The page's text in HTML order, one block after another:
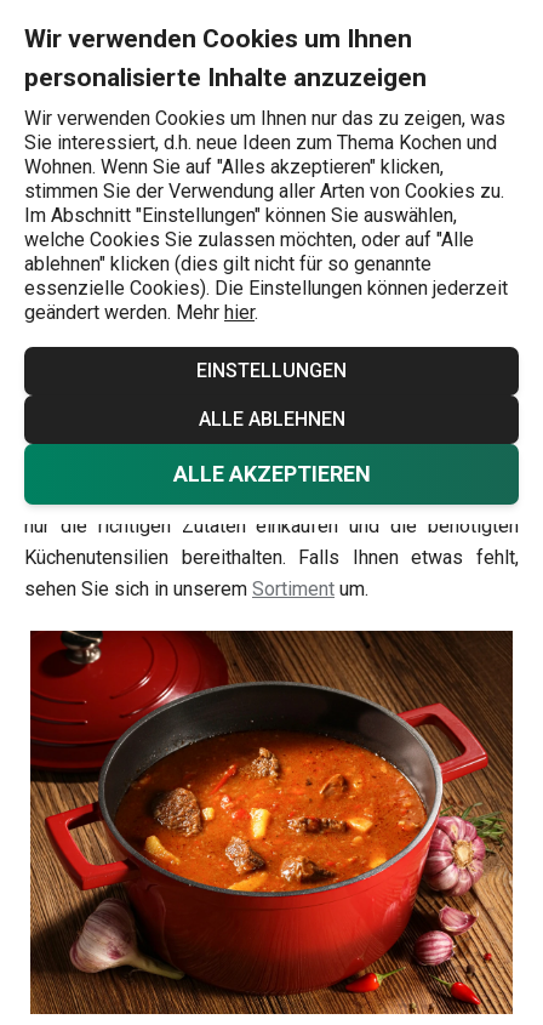
Wir verwenden Cookies um Ihnen
personalisierte Inhalte anzuzeigen
Wir verwenden Cookies um Ihnen nur das zu zeigen, was
Sie interessiert, d.h. neue Ideen zum Thema Kochen und
Wohnen. Wenn Sie auf "Alles akzeptieren" klicken,
stimmen Sie der Verwendung aller Arten von Cookies zu.
Im Abschnitt "Einstellungen" können Sie auswählen,
welche Cookies Sie zulassen möchten, oder auf "Alle
ablehnen" klicken (dies gilt nicht für so genannte
essenzielle Cookies). Die Einstellungen können jederzeit
geändert werden. Mehr hier.
EINSTELLUNGEN
ALLE ABLEHNEN
ALLE AKZEPTIEREN
Wonach suchen Sie?
Inspirationen und Ideen
Entdecken Sie die
Küche der Slowakei
Inspirationen und Ideen 8.7.2026
Zur Inspiration haben wir diesmal einen Abstecher ins
benachbarte Slowakeigemacht, wo wir uns
einige
lokale Spezialitäten ausgesucht haben. Diese können
Sie
– Sie müssen
nur die richtigen Zutaten einkaufen und die benötigten
Küchenutensilien bereithalten. Falls Ihnen etwas fehlt,
sehen Sie sich in unserem Sortiment um.